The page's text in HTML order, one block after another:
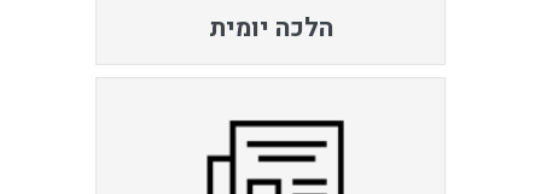
הלכה יומית